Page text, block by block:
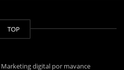
TOP
Marketing digital por mavance